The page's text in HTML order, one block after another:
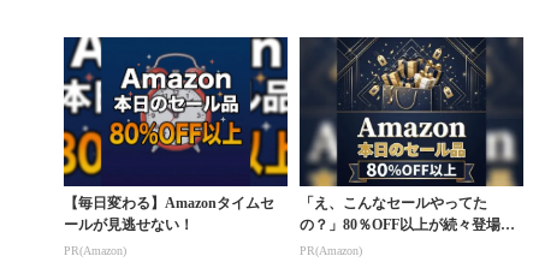
【毎日変わる】Amazonタイムセ
ールが見逃せない！
PR(Amazon)
「え、こんなセールやってた
の？」80％OFF以上が続々登場！
Amazonの本気が...
PR(Amazon)